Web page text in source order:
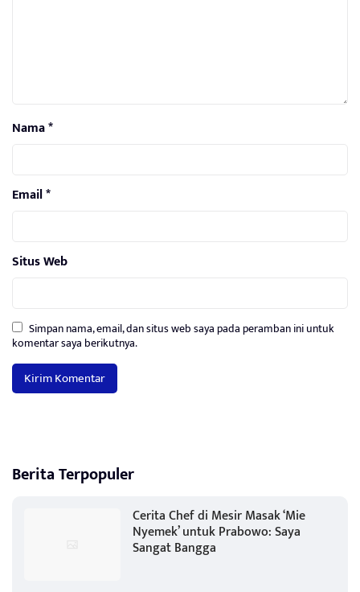
Nama*
Email*
Situs Web
Simpan nama, email, dan situs web saya pada peramban ini untuk
komentar saya berikutnya.
Berita Terpopuler
Cerita Chef di Mesir Masak ‘Mie
Nyemek’ untuk Prabowo: Saya
Sangat Bangga